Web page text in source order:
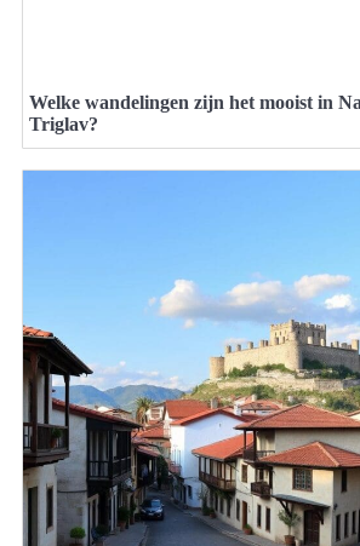
Welke wandelingen zijn het mooist in
Triglav?